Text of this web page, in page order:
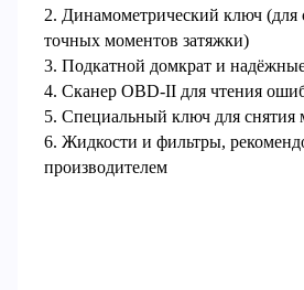
2. Динамометрический ключ (для
точных моментов затяжки)
3. Подкатной домкрат и
4. Сканер OBD-II для чтения
5. Специальный ключ для снятия
6. Жидкости и фильтры,
производителем